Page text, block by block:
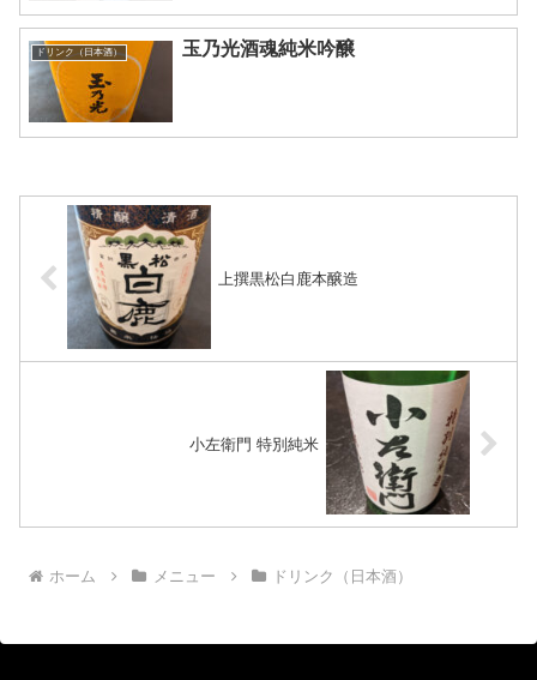
ドリンク（日本酒） 玉乃光酒魂純米吟醸
上撰黒松白鹿本醸造
小左衛門 特別純米
ホーム メニュー ドリンク（日本酒）